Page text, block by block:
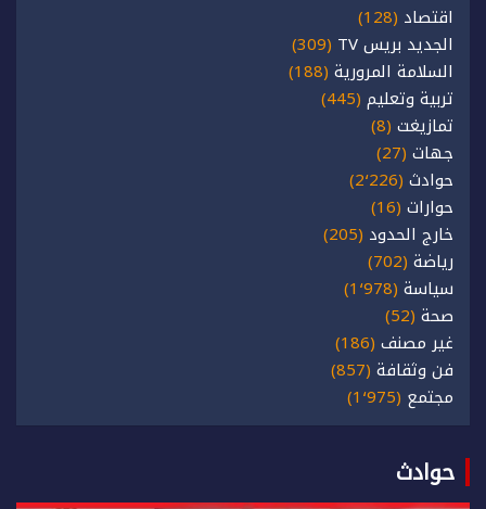
اقتصاد (128)
الجديد بريس TV
(309)
السلامة المرورية (188)
تربية وتعليم (445)
تمازيغت (8)
جهات (27)
حوادث (2٬226)
حوارات (16)
خارج الحدود (205)
رياضة (702)
سياسة (1٬978)
صحة (52)
غير مصنف (186)
فن وثقافة (857)
مجتمع (1٬975)
حوادث